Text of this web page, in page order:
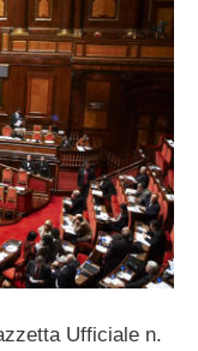
Ufficiale n.